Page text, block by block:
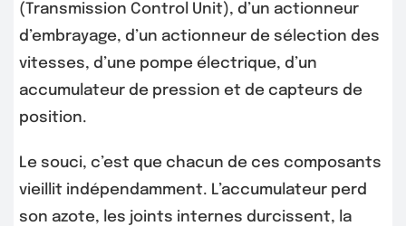
(Transmission Control Unit), d’un actionneur
d’embrayage, d’un actionneur de sélection des
vitesses, d’une pompe électrique, d’un
accumulateur de pression et de capteurs de
position.
Le souci, c’est que chacun de ces composants
vieillit indépendamment. L’accumulateur perd
son azote, les joints internes durcissent, la